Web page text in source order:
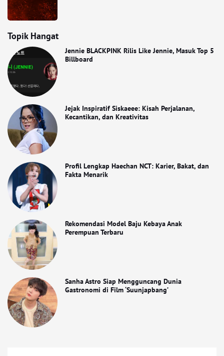
Topik Hangat
Jennie BLACKPINK Rilis Like Jennie, Masuk Top 5
Billboard
Jejak Inspiratif Siskaeee: Kisah Perjalanan,
Kecantikan, dan Kreativitas
Profil Lengkap Haechan NCT: Karier, Bakat, dan
Fakta Menarik
Rekomendasi Model Baju Kebaya Anak
Perempuan Terbaru
Sanha Astro Siap Mengguncang Dunia
Gastronomi di Film ‘Suunjapbang’